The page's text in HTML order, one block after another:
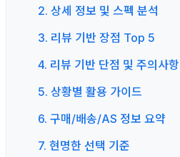
2. 상세 정보 및 스펙 분석
3. 리뷰 기반 장점 Top 5
4. 리뷰 기반 단점 및 주의사항
5. 상황별 활용 가이드
6. 구매/배송/AS 정보 요약
7. 현명한 선택 기준